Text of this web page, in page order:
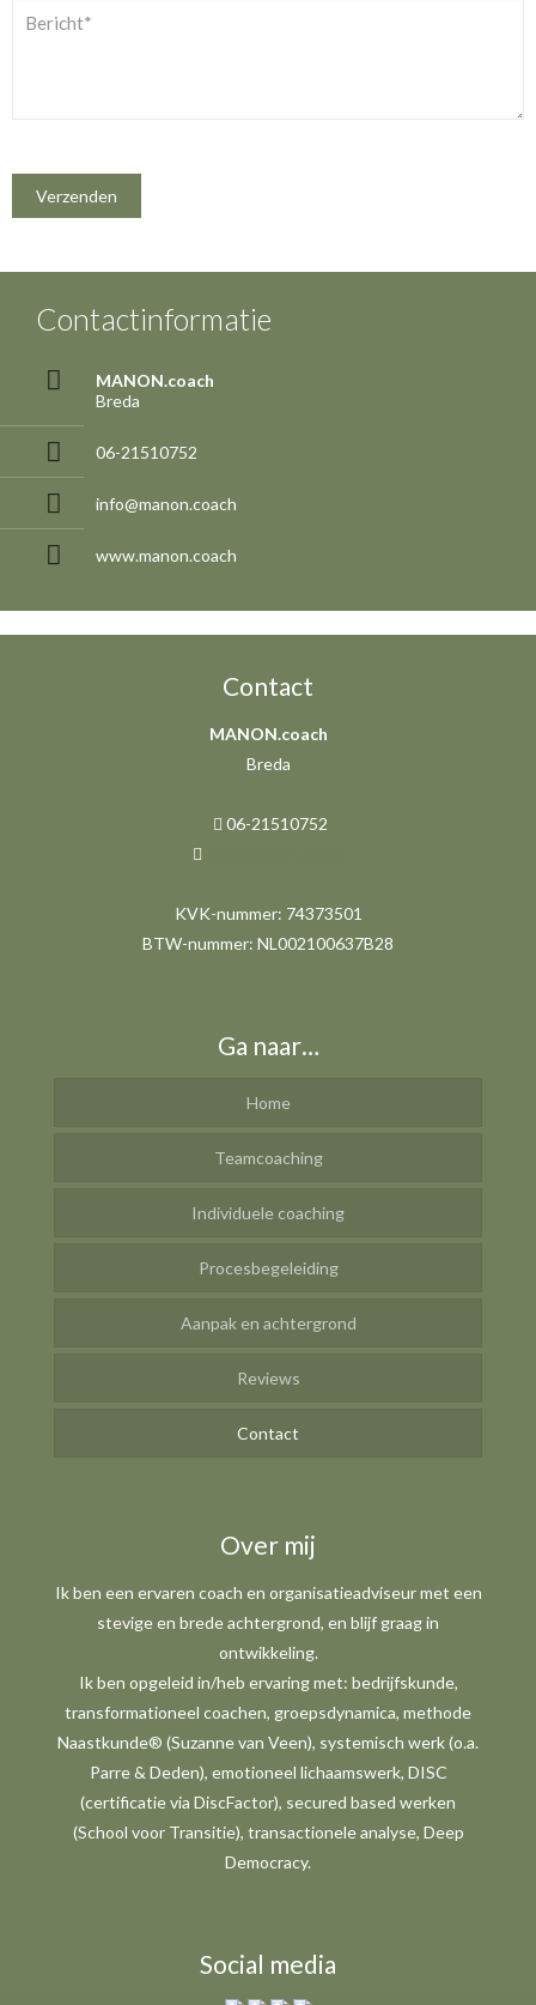
Contactinformatie
MANON.coach
Breda
06-21510752
info@manon.coach
www.manon.coach
Contact
MANON.coach
Breda
06-21510752
KVK-nummer: 74373501
BTW-nummer: NL002100637B28
Ga naar…
Home
Teamcoaching
Individuele coaching
Procesbegeleiding
Aanpak en achtergrond
Reviews
Contact
Over mij
Ik ben een ervaren coach en organisatieadviseur met een
stevige en brede achtergrond, en blijf graag in
ontwikkeling.
Ik ben opgeleid in/heb ervaring met: bedrijfskunde,
transformationeel coachen, groepsdynamica, methode
Naastkunde® (Suzanne van Veen), systemisch werk (o.a.
Parre & Deden), emotioneel lichaamswerk, DISC
(certificatie via DiscFactor), secured based werken
(School voor Transitie), transactionele analyse, Deep
Democracy.
Social media